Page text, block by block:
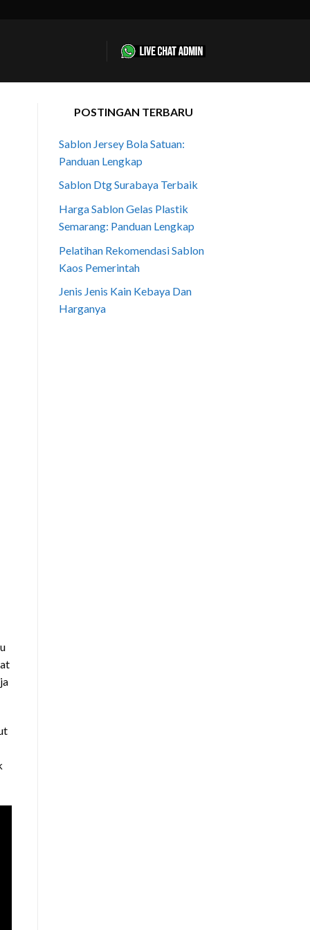
POSTINGAN TERBARU
Sablon Jersey Bola Satuan:
Panduan Lengkap
Sablon Dtg Surabaya Terbaik
Harga Sablon Gelas Plastik
Semarang: Panduan Lengkap
Pelatihan Rekomendasi Sablon
Kaos Pemerintah
Jenis Jenis Kain Kebaya Dan
Harganya